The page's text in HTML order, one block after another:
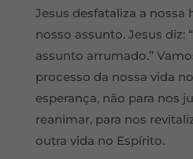
Jesus desfataliza a nossa
nosso assunto. Jesus diz:
assunto arrumado.”
processo da nossa vida
esperança, não para nos
reanimar, para nos
outra vida no Espírito.